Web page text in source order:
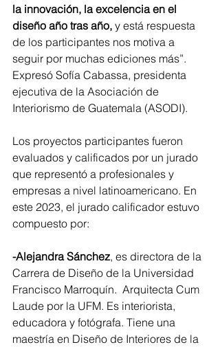
la innovación, la excelencia en el
diseño año tras año, y está respuesta
de los participantes nos motiva a
seguir por muchas ediciones más”.
Expresó Sofía Cabassa, presidenta
ejecutiva de la Asociación de
Interiorismo de Guatemala (ASODI).
Los proyectos participantes fueron
evaluados y calificados por un jurado
que representó a profesionales y
empresas a nivel latinoamericano. En
este 2023, el jurado calificador estuvo
compuesto por:
-Alejandra Sánchez, es directora de la
Carrera de Diseño de la Universidad
Francisco Marroquín.  Arquitecta Cum
Laude por la UFM. Es interiorista,
educadora y fotógrafa. Tiene una
maestría en Diseño de Interiores de la